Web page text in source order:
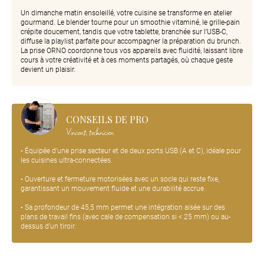
Un dimanche matin ensoleillé, votre cuisine se transforme en atelier
gourmand. Le blender tourne pour un smoothie vitaminé, le grille-pain
crépite doucement, tandis que votre tablette, branchée sur l’USB-C,
diffuse la playlist parfaite pour accompagner la préparation du brunch.
La prise ORNO coordonne tous vos appareils avec fluidité, laissant libre
cours à votre créativité et à ces moments partagés, où chaque geste
devient un plaisir.
CONSEILS DE PRO
Vincent, technicien
• Équipée d'une prise secteur et de deux ports USB (A et C), idéale pour
les cuisines ultra-connectées.
• Ouverture et fermeture motorisées avec un socle qui reste fixe,
garantissant un mouvement fluide et une durabilité accrue.
• Sa profondeur de 45,5 mm permet une intégration aisée sur des
plans de travail fins (avec cale de compensation si < 25 mm) ou au-
dessus d'un tiroir.